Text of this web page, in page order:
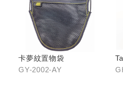
卡夢紋置物袋
GY-2002-AY